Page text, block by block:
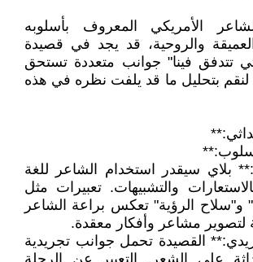
الأمريكي المعروف بأسلوبه
العميقة والروحية، قد يجد في قصيدة
تتدفق فينا" جوانب متعددة تستحق
لنقم بتحليل ما قد يلفت نظره في هذه
بلاي سيقدر استخدام الشاعر للغة
والتشبيهات. تعبيرات مثل
و"سلاح الرؤية" تعكس براعة الشاعر
لتصوير مشاعر وأفكار معقدة.
القصيدة تحمل جوانب تجريدية